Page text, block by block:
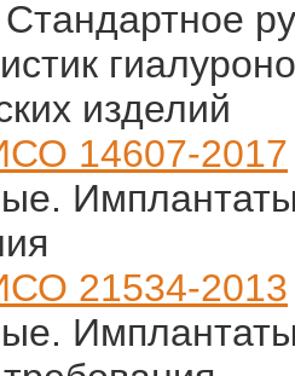
изделий
14607-2017
21534-2013